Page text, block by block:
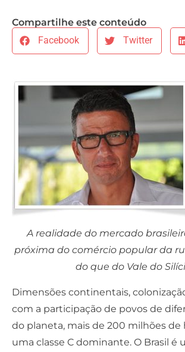
Compartilhe este conteúdo
Facebook
Twitter
A realidade do mercado
próxima do comércio popular da
do que do Vale do
Dimensões continentais,
com a participação de povos de
do planeta, mais de 200 milhões de
uma classe C dominante. O Brasil é